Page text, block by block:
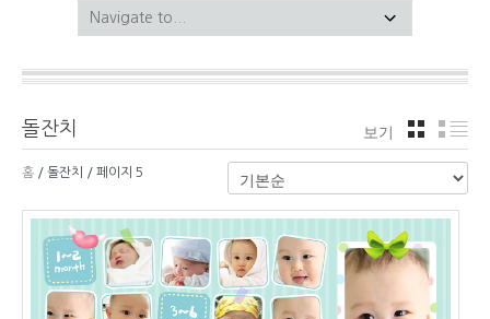
돌잔치 보기 격자
홈 / 돌잔치 / 페이지 5